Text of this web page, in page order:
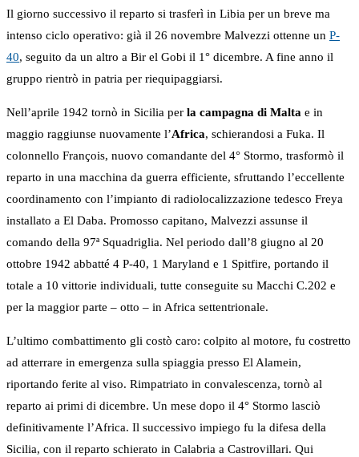
Il giorno successivo il reparto si trasferì in Libia per un breve ma
intenso ciclo operativo: già il 26 novembre Malvezzi ottenne un P-
40, seguito da un altro a Bir el Gobi il 1° dicembre. A fine anno il
gruppo rientrò in patria per riequipaggiarsi.
Nell’aprile 1942 tornò in Sicilia per la campagna di Malta e in
maggio raggiunse nuovamente l’Africa, schierandosi a Fuka. Il
colonnello François, nuovo comandante del 4° Stormo, trasformò il
reparto in una macchina da guerra efficiente, sfruttando l’eccellente
coordinamento con l’impianto di radiolocalizzazione tedesco Freya
installato a El Daba. Promosso capitano, Malvezzi assunse il
comando della 97ª Squadriglia. Nel periodo dall’8 giugno al 20
ottobre 1942 abbatté 4 P-40, 1 Maryland e 1 Spitfire, portando il
totale a 10 vittorie individuali, tutte conseguite su Macchi C.202 e
per la maggior parte – otto – in Africa settentrionale.
L’ultimo combattimento gli costò caro: colpito al motore, fu costretto
ad atterrare in emergenza sulla spiaggia presso El Alamein,
riportando ferite al viso. Rimpatriato in convalescenza, tornò al
reparto ai primi di dicembre. Un mese dopo il 4° Stormo lasciò
definitivamente l’Africa. Il successivo impiego fu la difesa della
Sicilia, con il reparto schierato in Calabria a Castrovillari. Qui